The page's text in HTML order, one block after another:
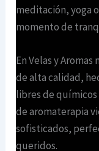
meditación, yoga
momento de
En Velas y
de alta calidad,
libres de químicos
de aromaterapia
sofisticados,
queridos.